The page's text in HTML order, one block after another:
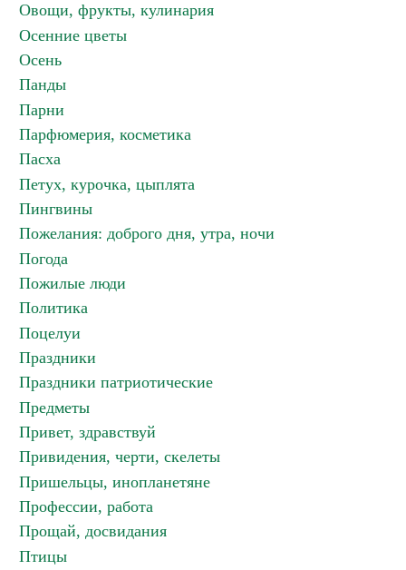
Овощи, фрукты, кулинария
Осенние цветы
Осень
Панды
Парни
Парфюмерия, косметика
Пасха
Петух, курочка, цыплята
Пингвины
Пожелания: доброго дня, утра, ночи
Погода
Пожилые люди
Политика
Поцелуи
Праздники
Праздники патриотические
Предметы
Привет, здравствуй
Привидения, черти, скелеты
Пришельцы, инопланетяне
Профессии, работа
Прощай, досвидания
Птицы